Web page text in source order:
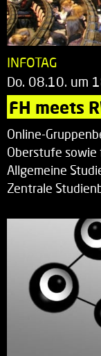
INFOTAG
Do. 08.10. um
FH meets
Online-
Oberstufe sowie
Allgemeine
Zentrale